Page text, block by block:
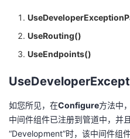
UseRouting()
UseEndpoints()
如您所见，在Configure方法中
中间件组件已注册到管道中，并
“Development”时，该中间件组